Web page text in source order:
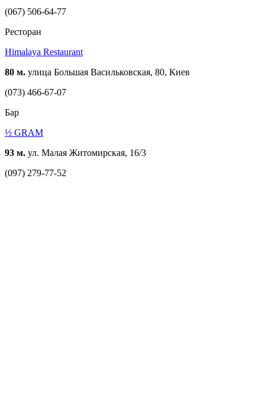
(067) 506-64-77
Ресторан
Himalaya Restaurant
80 м. улица Большая Васильковская, 80, Киев
(073) 466-67-07
Бар
½ GRAM
93 м. ул. Малая Житомирская, 16/3
(097) 279-77-52